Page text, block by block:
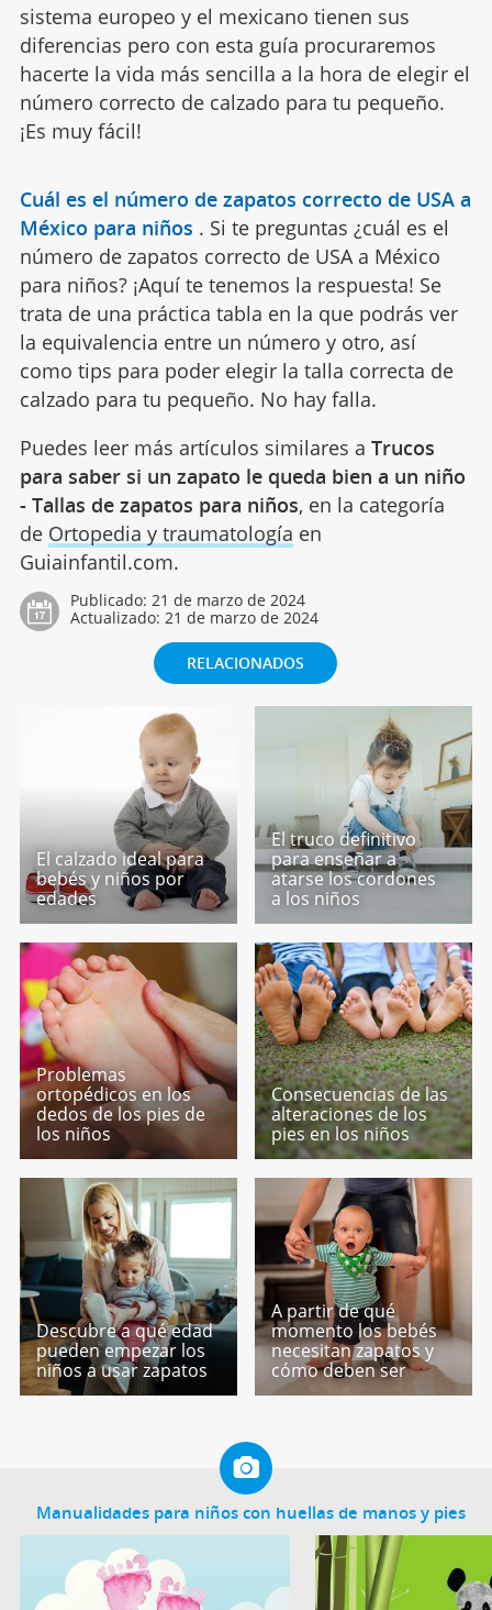
sistema europeo y el mexicano tienen sus
diferencias pero con esta guía procuraremos
hacerte la vida más sencilla a la hora de elegir el
número correcto de calzado para tu pequeño.
¡Es muy fácil!
Cuál es el número de zapatos correcto de USA a
México para niños . Si te preguntas ¿cuál es el
número de zapatos correcto de USA a México
para niños? ¡Aquí te tenemos la respuesta! Se
trata de una práctica tabla en la que podrás ver
la equivalencia entre un número y otro, así
como tips para poder elegir la talla correcta de
calzado para tu pequeño. No hay falla.
Puedes leer más artículos similares a Trucos
para saber si un zapato le queda bien a un niño
- Tallas de zapatos para niños, en la categoría
de Ortopedia y traumatología en
Guiainfantil.com.
Publicado: 21 de marzo de 2024
Actualizado: 21 de marzo de 2024
RELACIONADOS
El calzado ideal para
bebés y niños por
edades
El truco definitivo
para enseñar a
atarse los cordones
a los niños
Problemas
ortopédicos en los
dedos de los pies de
los niños
Consecuencias de las
alteraciones de los
pies en los niños
Descubre a qué edad
pueden empezar los
niños a usar zapatos
A partir de qué
momento los bebés
necesitan zapatos y
cómo deben ser
Manualidades para niños con huellas de manos y pies